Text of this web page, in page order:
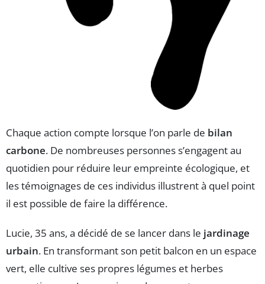
Chaque action compte lorsque l’on parle de bilan
carbone. De nombreuses personnes s’engagent au
quotidien pour réduire leur empreinte écologique, et
les témoignages de ces individus illustrent à quel point
il est possible de faire la différence.
Lucie, 35 ans, a décidé de se lancer dans le jardinage
urbain. En transformant son petit balcon en un espace
vert, elle cultive ses propres légumes et herbes